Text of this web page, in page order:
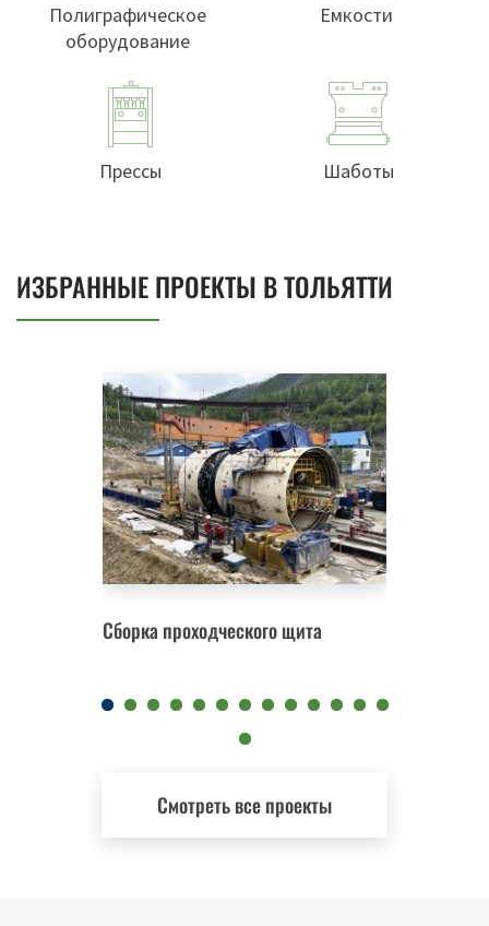
Полиграфическое
оборудование
Емкости
Прессы Шаботы
ИЗБРАННЫЕ ПРОЕКТЫ В ТОЛЬЯТТИ
Сборка проходческого щита
Смотреть все проекты